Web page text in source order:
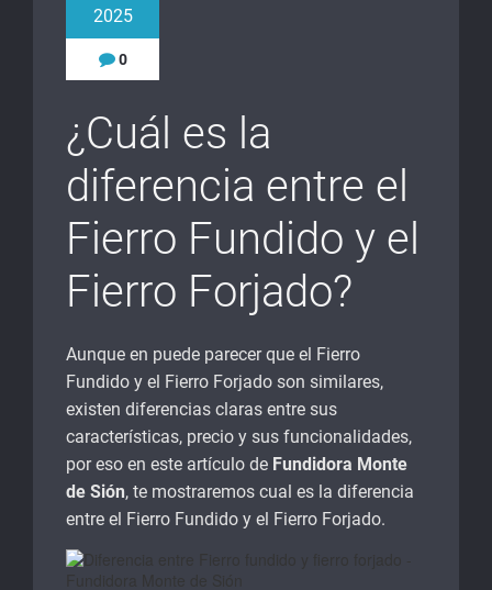
2025
0
¿Cuál es la
diferencia entre el
Fierro Fundido y el
Fierro Forjado?
Aunque en puede parecer que el Fierro
Fundido y el Fierro Forjado son similares,
existen diferencias claras entre sus
características, precio y sus funcionalidades,
por eso en este artículo de Fundidora Monte
de Sión, te mostraremos cual es la diferencia
entre el Fierro Fundido y el Fierro Forjado.